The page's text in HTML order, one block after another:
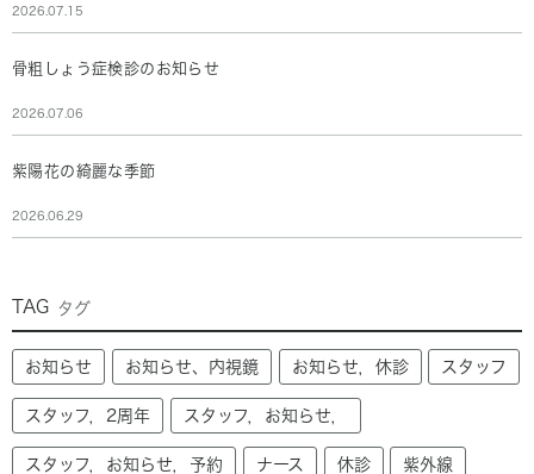
2026.07.15
骨粗しょう症検診のお知らせ
2026.07.06
紫陽花の綺麗な季節
2026.06.29
TAG タグ
お知らせ お知らせ、内視鏡 お知らせ，休診 スタッフ
スタッフ，2周年 スタッフ，お知らせ，
スタッフ，お知らせ，予約 ナース 休診 紫外線